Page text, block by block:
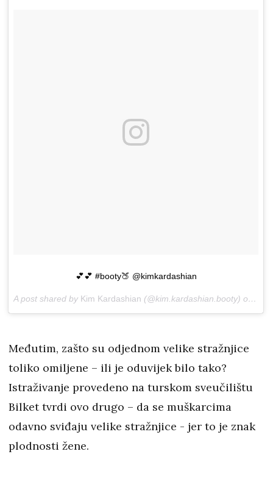
💕💕 #booty🍑 @kimkardashian
A post shared by Kim Kardashian (@kim.kardashian.booty) on
Međutim, zašto su odjednom velike stražnjice
toliko omiljene – ili je oduvijek bilo tako?
Istraživanje provedeno na turskom sveučilištu
Bilket tvrdi ovo drugo – da se muškarcima
odavno sviđaju velike stražnjice - jer to je znak
plodnosti žene.